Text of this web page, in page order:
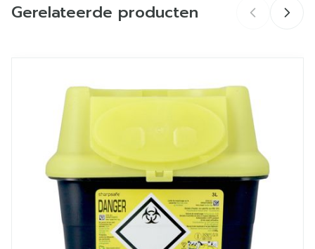
Merken Sharpsafe
185 mm
Diepte 337 mm
Behoud
Kamertemperatuur (15°C -
25°C)
Gerelateerde producten